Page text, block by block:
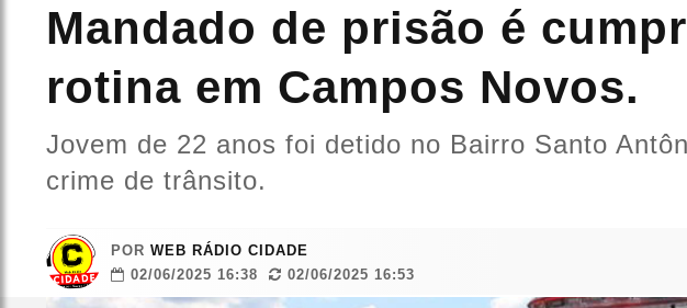
Mandado de prisão é
rotina em Campos Novos.
Jovem de 22 anos foi detido no Bairro Santo
crime de trânsito.
POR WEB RÁDIO CIDADE
02/06/2025 16:38
02/06/2025 16:53